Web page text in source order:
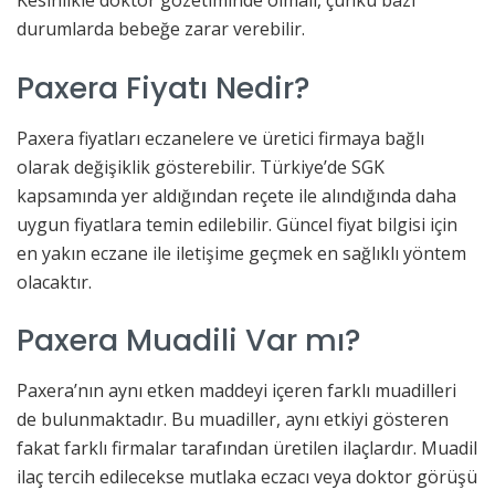
durumlarda bebeğe zarar verebilir.
Paxera Fiyatı Nedir?
Paxera fiyatları eczanelere ve üretici firmaya bağlı
olarak değişiklik gösterebilir. Türkiye’de SGK
kapsamında yer aldığından reçete ile alındığında daha
uygun fiyatlara temin edilebilir. Güncel fiyat bilgisi için
en yakın eczane ile iletişime geçmek en sağlıklı yöntem
olacaktır.
Paxera Muadili Var mı?
Paxera’nın aynı etken maddeyi içeren farklı muadilleri
de bulunmaktadır. Bu muadiller, aynı etkiyi gösteren
fakat farklı firmalar tarafından üretilen ilaçlardır. Muadil
ilaç tercih edilecekse mutlaka eczacı veya doktor görüşü